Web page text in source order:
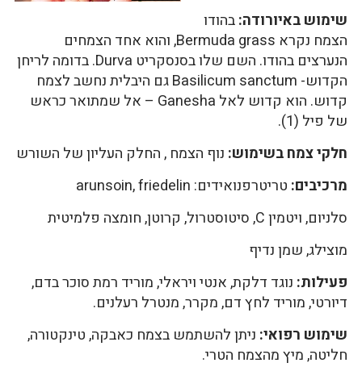
שימוש באיורודה:בהודו
הצמח נקרא Bermuda grass, והוא אחד הצמחים
הנערצים בהודו. השם שלו בסנסקריט Durva. בדומה לריחן
הקדוש- Basilicum sanctum גם היבלית נחשב לצמח
קדוש. הוא קדוש לאל Ganesha – אל שמתואר כראש
של פיל (1).
חלקי צמח בשימוש: נוף הצמח , החלק העליון של השורש
מרכיבים: טריטרפנואידים: arunsoin, friedelin
סלניום, ויטמין C, סיטוסטרול, קרוטן, חומצה פלמיטית
מוצילג, שמן נדיף
פעילות: נוגד דלקת, אנטי ויראלי, מוריד רמת סוכר בדם,
דיורטי, מוריד לחץ דם, מקרר, מנטרל רעלנים.
שימוש רפואי: ניתן להשתמש בצמח כאבקה, טינקטורה,
חליטה, מיץ מהצמח הטרי.